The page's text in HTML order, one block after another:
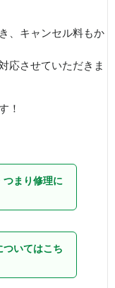
、キャンセル料もか
応させていただきま
！
つまり修理に
ついてはこち